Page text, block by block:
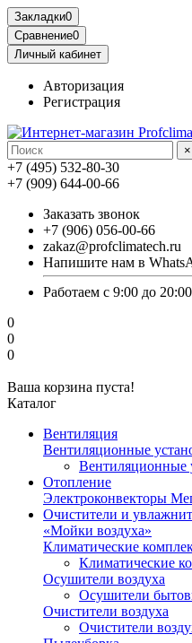
Закладки0
Сравнение0
Личный кабинет
Авторизация
Регистрация
×
+7 (495) 532-80-30
+7 (909) 644-00-66
Заказать звонок
+7 (906) 056-00-66
zakaz@profclimatech.ru
Напишите нам в
Работаем с 9:00 до
0
0
0
Ваша корзина пуста!
Каталог
Вентиляция
Вентиляционные
Вентиляционные
Отопление
Электроконвекторы
Очистители и
«Мойки воздуха»
Климатические
Климатические
Осушители воздуха
Осушители
Очистители воздуха
Очистители